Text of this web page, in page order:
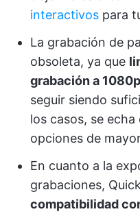
interactivos para
La grabación de
obsoleta, ya que
grabación a 1080p
seguir siendo
los casos, se
opciones de
En cuanto a la
grabaciones,
compatibilidad